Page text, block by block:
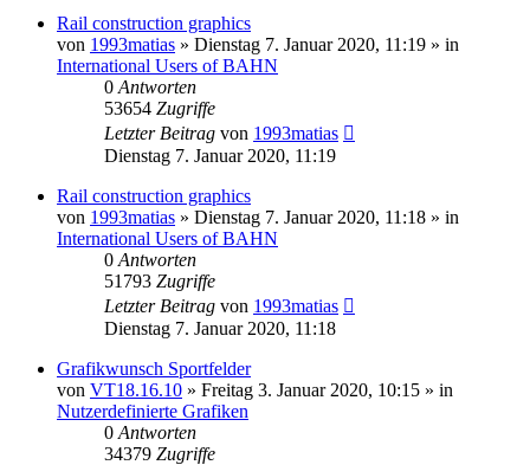
Rail construction graphics
von 1993matias » Dienstag 7. Januar 2020, 11:19 » in
International Users of BAHN
0 Antworten
53654 Zugriffe
Letzter Beitrag von 1993matias
Dienstag 7. Januar 2020, 11:19
Rail construction graphics
von 1993matias » Dienstag 7. Januar 2020, 11:18 » in
International Users of BAHN
0 Antworten
51793 Zugriffe
Letzter Beitrag von 1993matias
Dienstag 7. Januar 2020, 11:18
Grafikwunsch Sportfelder
von VT18.16.10 » Freitag 3. Januar 2020, 10:15 » in
Nutzerdefinierte Grafiken
0 Antworten
34379 Zugriffe